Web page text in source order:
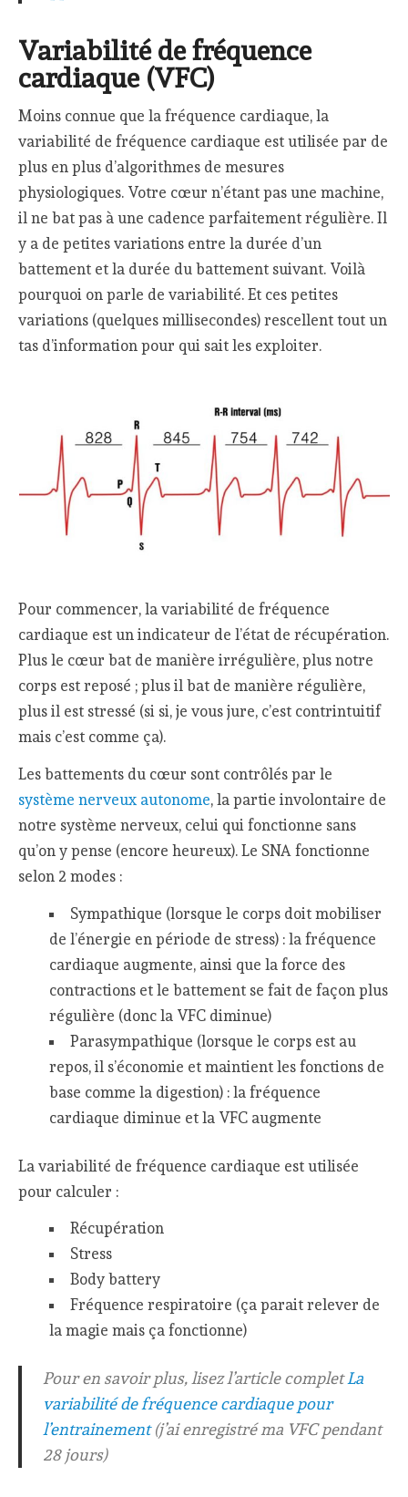
Variabilité de fréquence
cardiaque (VFC)
Moins connue que la fréquence cardiaque, la
variabilité de fréquence cardiaque est utilisée par de
plus en plus d’algorithmes de mesures
physiologiques. Votre cœur n’étant pas une machine,
il ne bat pas à une cadence parfaitement régulière. Il
y a de petites variations entre la durée d’un
battement et la durée du battement suivant. Voilà
pourquoi on parle de variabilité. Et ces petites
variations (quelques millisecondes) rescellent tout un
tas d’information pour qui sait les exploiter.
Pour commencer, la variabilité de fréquence
cardiaque est un indicateur de l’état de récupération.
Plus le cœur bat de manière irrégulière, plus notre
corps est reposé ; plus il bat de manière régulière,
plus il est stressé (si si, je vous jure, c’est contrintuitif
mais c’est comme ça).
Les battements du cœur sont contrôlés par le
système nerveux autonome, la partie involontaire de
notre système nerveux, celui qui fonctionne sans
qu’on y pense (encore heureux). Le SNA fonctionne
selon 2 modes :
Sympathique (lorsque le corps doit mobiliser
de l’énergie en période de stress) : la fréquence
cardiaque augmente, ainsi que la force des
contractions et le battement se fait de façon plus
régulière (donc la VFC diminue)
Parasympathique (lorsque le corps est au
repos, il s’économie et maintient les fonctions de
base comme la digestion) : la fréquence
cardiaque diminue et la VFC augmente
La variabilité de fréquence cardiaque est utilisée
pour calculer :
Récupération
Stress
Body battery
Fréquence respiratoire (ça parait relever de
la magie mais ça fonctionne)
Pour en savoir plus, lisez l’article completLa
variabilité de fréquence cardiaque pour
l’entrainement(j’ai enregistré ma VFC pendant
28 jours)